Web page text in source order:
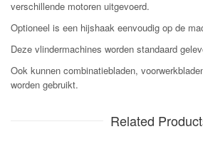
verschillende motoren uitgevoerd.
Optioneel is een hijshaak eenvoudig op de
Deze vlindermachines worden standaard
Ook kunnen combinatiebladen,
worden gebruikt.
Related